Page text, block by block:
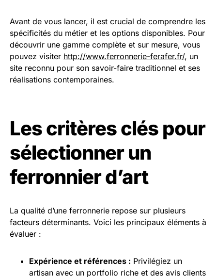
Avant de vous lancer, il est crucial de comprendre les
spécificités du métier et les options disponibles. Pour
découvrir une gamme complète et sur mesure, vous
pouvez visiter http://www.ferronnerie-ferafer.fr/, un
site reconnu pour son savoir-faire traditionnel et ses
réalisations contemporaines.
Les critères clés pour
sélectionner un
ferronnier d’art
La qualité d’une ferronnerie repose sur plusieurs
facteurs déterminants. Voici les principaux éléments à
évaluer :
Expérience et références : Privilégiez un
artisan avec un portfolio riche et des avis clients